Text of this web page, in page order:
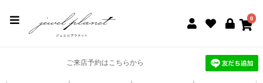
0
ご来店予約はこちらから